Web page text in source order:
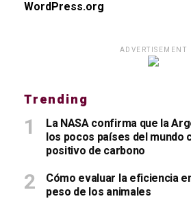
WordPress.org
ADVERTISEMENT
Trending
La NASA confirma que la
los pocos países del mundo
positivo de carbono
Cómo evaluar la eficiencia
peso de los animales